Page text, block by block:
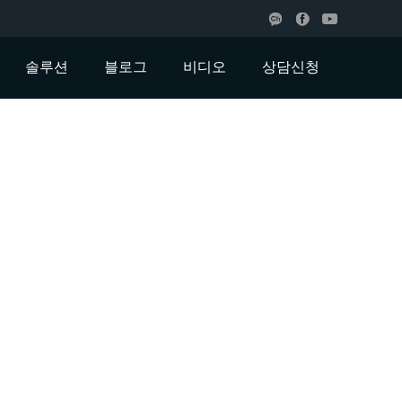
솔루션 블로그 비디오 상담신청